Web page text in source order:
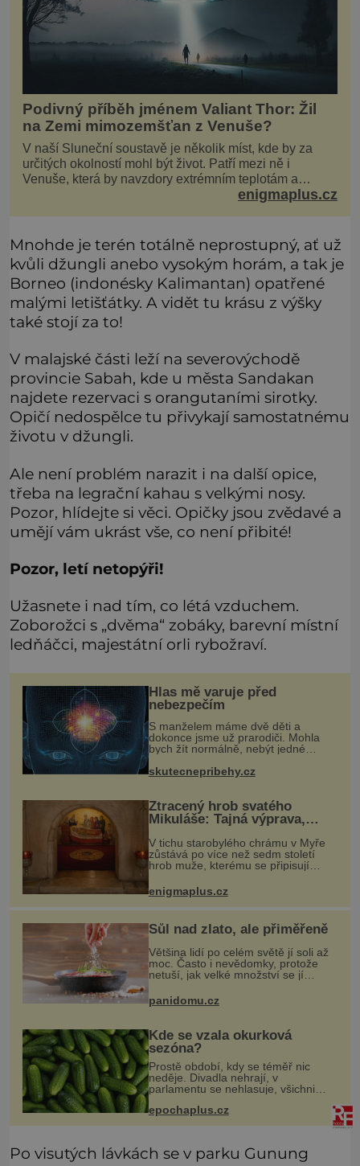
Podivný příběh jménem Valiant Thor: Žil
na Zemi mimozemšťan z Venuše?
V naší Sluneční soustavě je několik míst, kde by za
určitých okolností mohl být život. Patří mezi ně i
Venuše, která by navzdory extrémním teplotám a
smrtícímu složení atmosféry teoreticky mohla ukrývat
enigmaplus.cz
Mnohde je terén totálně neprostupný, ať už
kvůli džungli anebo vysokým horám, a tak je
Borneo (indonésky Kalimantan) opatřené
malými letišťátky. A vidět tu krásu z výšky
také stojí za to!
V malajské části leží na severovýchodě
provincie Sabah, kde u města Sandakan
najdete rezervaci s orangutaními sirotky.
Opičí nedospělce tu přivykají samostatnému
životu v džungli.
Ale není problém narazit i na další opice,
třeba na legrační kahau s velkými nosy.
Pozor, hlídejte si věci. Opičky jsou zvědavé a
umějí vám ukrást vše, co není přibité!
Pozor, letí netopýři!
Užasnete i nad tím, co létá vzduchem.
Zoborožci s „dvěma“ zobáky, barevní místní
ledňáčci, majestátní orli rybožraví.
Hlas mě varuje před
nebezpečím
S manželem máme dvě děti a
dokonce jsme už prarodiči. Mohla
bych žít normálně, nebýt jedné
zásadní změny, která mi nabourala
mysl. Živím se jako mzdová účetní a
konec měsíce je pro mě vždy velice
skutecnepribehy.cz
Ztracený hrob svatého
Mikuláše: Tajná výprava,
relikvii do Itálie
V tichu starobylého chrámu v Myře
zůstává po více než sedm století
hrob muže, kterému se připisují
námořníků v bouřích. Pak ale
přichází rok 1087 a klidné místo se
měn
enigmaplus.cz
Sůl nad zlato, ale přiměřeně
Většina lidí po celém světě jí soli až
moc. Často i nevědomky, protože
netuší, jak velké množství se jí
potravinách, dokonce i těch
sladkých. Sůl je zdravá
panidomu.cz
Kde se vzala okurková
sezóna?
Prostě období, kdy se téměř nic
neděje. Divadla nehrají, v
parlamentu se nehlasuje, všichni
o čem mluvit a psát. A vymýšlejí si
proto témata, které nikoho nezajímaj
epochaplus.cz
Po visutých lávkách se v parku Gunung